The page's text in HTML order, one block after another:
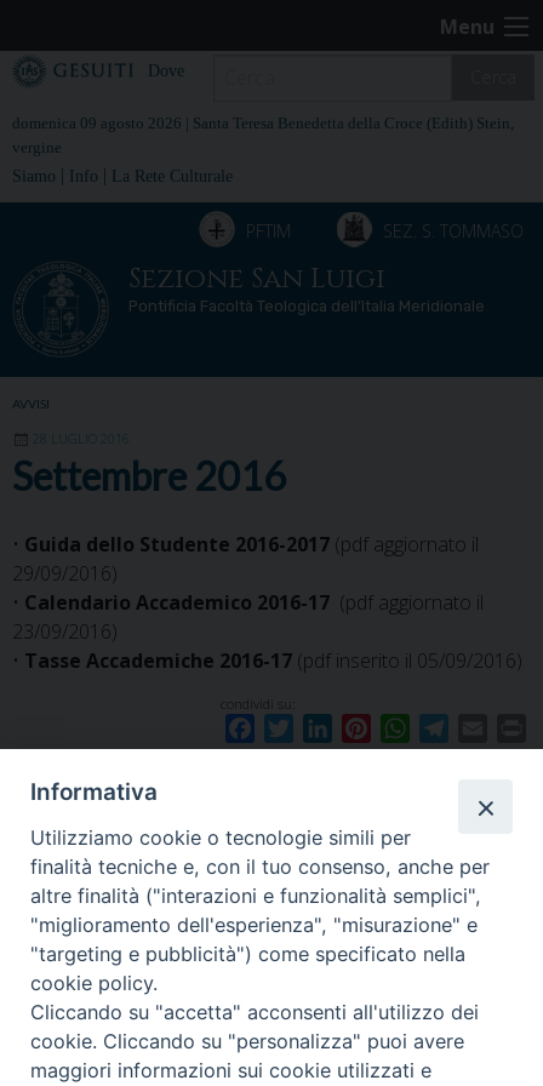
content
Menu
domenica 09 agosto 2026 | Santa Teresa Benedetta della Croce (Edith) Stein,
vergine
Dove
Siamo | Info | La Rete Culturale
SEZ. S. TOMMASO
PFTIM
Sezione San Luigi
Pontificia Facoltà Teologica dell’Italia Meridionale
AVVISI
28 LUGLIO 2016
Settembre 2016
• Guida dello Studente 2016-2017 (pdf aggiornato il
29/09/2016)
• Calendario Accademico 2016-17 (pdf aggiornato il
23/09/2016)
• Tasse Accademiche 2016-17 (pdf inserito il 05/09/2016)
condividi su:
a
b
o
o
k
w
t
e
r
i
e
d
I
n
i
e
r
e
s
t
W
h
s
A
p
p
e
r
a
m
m
i
r
Collana Ai Crocevia #12 20 ottobre 2016
SEGUICI SU
F
a
I
n
Y
o
Informativa
Utilizziamo cookie o tecnologie simili per
finalità tecniche e, con il tuo consenso, anche per
altre finalità ("interazioni e funzionalità semplici",
"miglioramento dell'esperienza", "misurazione" e
"targeting e pubblicità") come specificato nella
cookie policy.
Cliccando su "accetta" acconsenti all'utilizzo dei
cookie. Cliccando su "personalizza" puoi avere
maggiori informazioni sui cookie utilizzati e